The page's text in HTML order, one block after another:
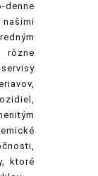
rôzne
ktoré